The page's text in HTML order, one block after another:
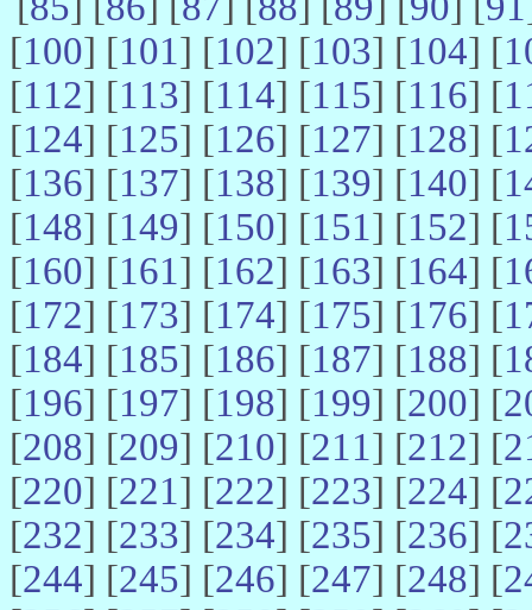
[100] [101] [102] [103] [104] [
[112] [113] [114] [115] [116] [
[124] [125] [126] [127] [128] [
[136] [137] [138] [139] [140] [
[148] [149] [150] [151] [152] [
[160] [161] [162] [163] [164] [
[172] [173] [174] [175] [176] [
[184] [185] [186] [187] [188] [
[196] [197] [198] [199] [200] [
[208] [209] [210] [211] [212] [
[220] [221] [222] [223] [224] [
[232] [233] [234] [235] [236] [
[244] [245] [246] [247] [248] [